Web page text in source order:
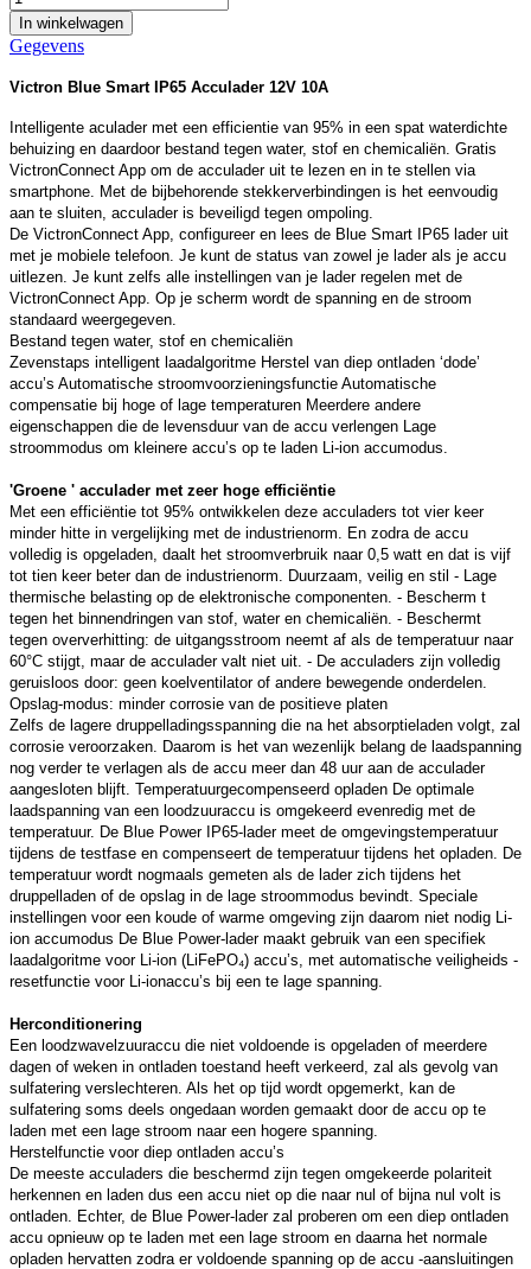
In winkelwagen
Gegevens
Victron Blue Smart IP65 Acculader 12V 10A
Intelligente aculader met een efficientie van 95% in een spat waterdichte
behuizing en daardoor bestand tegen water, stof en chemicaliën. Gratis
VictronConnect App om de acculader uit te lezen en in te stellen via
smartphone. Met de bijbehorende stekkerverbindingen is het eenvoudig
aan te sluiten, acculader is beveiligd tegen ompoling.
De VictronConnect App, configureer en lees de Blue Smart IP65 lader uit
met je mobiele telefoon. Je kunt de status van zowel je lader als je accu
uitlezen. Je kunt zelfs alle instellingen van je lader regelen met de
VictronConnect App. Op je scherm wordt de spanning en de stroom
standaard weergegeven.
Bestand tegen water, stof en chemicaliën
Zevenstaps intelligent laadalgoritme Herstel van diep ontladen ‘dode’
accu’s Automatische stroomvoorzieningsfunctie Automatische
compensatie bij hoge of lage temperaturen Meerdere andere
eigenschappen die de levensduur van de accu verlengen Lage
stroommodus om kleinere accu’s op te laden Li-ion accumodus.
'Groene ' acculader met zeer hoge efficiëntie
Met een efficiëntie tot 95% ontwikkelen deze acculaders tot vier keer
minder hitte in vergelijking met de industrienorm. En zodra de accu
volledig is opgeladen, daalt het stroomverbruik naar 0,5 watt en dat is vijf
tot tien keer beter dan de industrienorm. Duurzaam, veilig en stil - Lage
thermische belasting op de elektronische componenten. - Bescherm t
tegen het binnendringen van stof, water en chemicaliën. - Beschermt
tegen oververhitting: de uitgangsstroom neemt af als de temperatuur naar
60°C stijgt, maar de acculader valt niet uit. - De acculaders zijn volledig
geruisloos door: geen koelventilator of andere bewegende onderdelen.
Opslag-modus: minder corrosie van de positieve platen
Zelfs de lagere druppelladingsspanning die na het absorptieladen volgt, zal
corrosie veroorzaken. Daarom is het van wezenlijk belang de laadspanning
nog verder te verlagen als de accu meer dan 48 uur aan de acculader
aangesloten blijft. Temperatuurgecompenseerd opladen De optimale
laadspanning van een loodzuuraccu is omgekeerd evenredig met de
temperatuur. De Blue Power IP65-lader meet de omgevingstemperatuur
tijdens de testfase en compenseert de temperatuur tijdens het opladen. De
temperatuur wordt nogmaals gemeten als de lader zich tijdens het
druppelladen of de opslag in de lage stroommodus bevindt. Speciale
instellingen voor een koude of warme omgeving zijn daarom niet nodig Li-
ion accumodus De Blue Power-lader maakt gebruik van een specifiek
laadalgoritme voor Li-ion (LiFePO₄) accu’s, met automatische veiligheids -
resetfunctie voor Li-ionaccu’s bij een te lage spanning.
Herconditionering
Een loodzwavelzuuraccu die niet voldoende is opgeladen of meerdere
dagen of weken in ontladen toestand heeft verkeerd, zal als gevolg van
sulfatering verslechteren. Als het op tijd wordt opgemerkt, kan de
sulfatering soms deels ongedaan worden gemaakt door de accu op te
laden met een lage stroom naar een hogere spanning.
Herstelfunctie voor diep ontladen accu’s
De meeste acculaders die beschermd zijn tegen omgekeerde polariteit
herkennen en laden dus een accu niet op die naar nul of bijna nul volt is
ontladen. Echter, de Blue Power-lader zal proberen om een diep ontladen
accu opnieuw op te laden met een lage stroom en daarna het normale
opladen hervatten zodra er voldoende spanning op de accu -aansluitingen